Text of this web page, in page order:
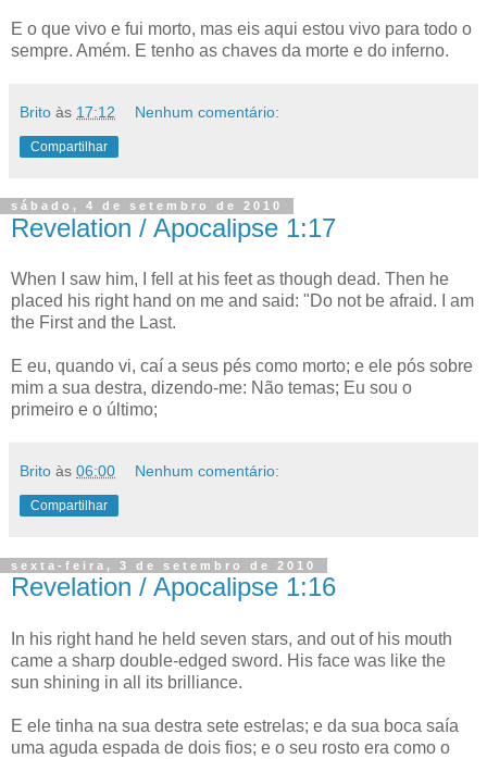
E o que vivo e fui morto, mas eis aqui estou vivo para todo o
sempre. Amém. E tenho as chaves da morte e do inferno.
Brito às 17:12 Nenhum comentário:
Compartilhar
sábado, 4 de setembro de 2010
Revelation / Apocalipse 1:17
When I saw him, I fell at his feet as though dead. Then he
placed his right hand on me and said: "Do not be afraid. I am
the First and the Last.
E eu, quando vi, caí a seus pés como morto; e ele pós sobre
mim a sua destra, dizendo-me: Não temas; Eu sou o
primeiro e o último;
Brito às 06:00 Nenhum comentário:
Compartilhar
sexta-feira, 3 de setembro de 2010
Revelation / Apocalipse 1:16
In his right hand he held seven stars, and out of his mouth
came a sharp double-edged sword. His face was like the
sun shining in all its brilliance.
E ele tinha na sua destra sete estrelas; e da sua boca saía
uma aguda espada de dois fios; e o seu rosto era como o